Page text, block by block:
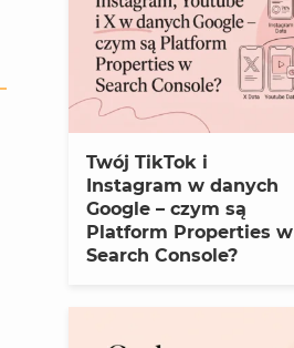
Twój TikTok i
Instagram w danych
Google – czym są
Platform Properties w
Search Console?